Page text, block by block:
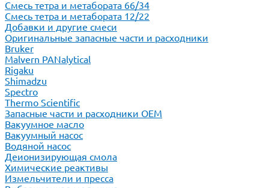
Смесь тетра и метабората 66/34
Смесь тетра и метабората 12/22
Добавки и другие смеси
Оригинальные запасные части и расходники
Bruker
Malvern PANalytical
Rigaku
Shimadzu
Spectro
Thermo Scientific
Запасные части и расходники ОЕМ
Вакуумное масло
Вакуумный насос
Водяной насос
Деионизирующая смола
Химические реактивы
Измельчители и пресса